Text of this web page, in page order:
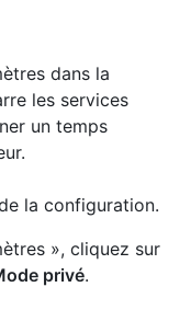
dans la
les services
un temps
la configuration.
», cliquez sur
privé.